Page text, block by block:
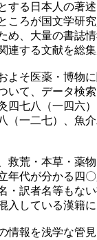
る日本人の著
ころが国文学研
め、大量の書誌
連する文献を総
そ医薬・博物
いて、データ検
四七八（一四六
（一二七）、魚
荒・本草・薬
年代が分かる四
・訳者名等もな
入している漢籍
報を浅学な管